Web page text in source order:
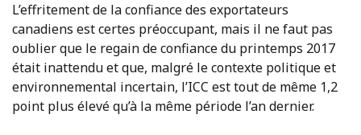
L’effritement de la confiance des exportateurs
canadiens est certes préoccupant, mais il ne faut pas
oublier que le regain de confiance du printemps 2017
était inattendu et que, malgré le contexte politique et
environnemental incertain, l’ICC est tout de même 1,2
point plus élevé qu’à la même période l’an dernier.